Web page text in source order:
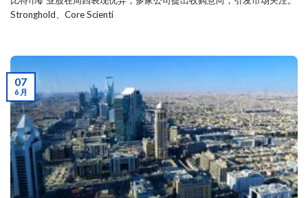
Stronghold、Core Scienti
07
6 月